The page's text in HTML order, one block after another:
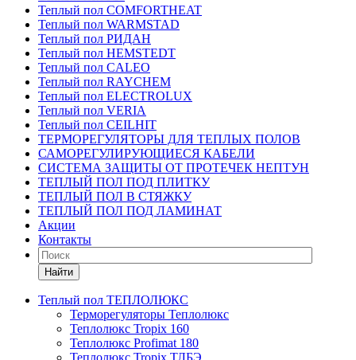
Теплый пол COMFORTHEAT
Теплый пол WARMSTAD
Теплый пол РИДАН
Теплый пол HEMSTEDT
Теплый пол CALEO
Теплый пол RAYCHEM
Теплый пол ELECTROLUX
Теплый пол VERIA
Теплый пол CEILHIT
ТЕРМОРЕГУЛЯТОРЫ ДЛЯ ТЕПЛЫХ ПОЛОВ
САМОРЕГУЛИРУЮЩИЕСЯ КАБЕЛИ
СИСТЕМА ЗАЩИТЫ ОТ ПРОТЕЧЕК НЕПТУН
ТЕПЛЫЙ ПОЛ ПОД ПЛИТКУ
ТЕПЛЫЙ ПОЛ В СТЯЖКУ
ТЕПЛЫЙ ПОЛ ПОД ЛАМИНАТ
Акции
Контакты
Найти
Теплый пол ТЕПЛОЛЮКС
Терморегуляторы Теплолюкс
Теплолюкс Tropix 160
Теплолюкс Profimat 180
Теплолюкс Tropix ТЛБЭ